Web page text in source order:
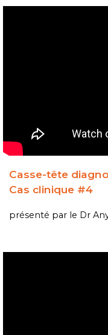
Casse-tête
Cas clinique #4
présenté par le Dr